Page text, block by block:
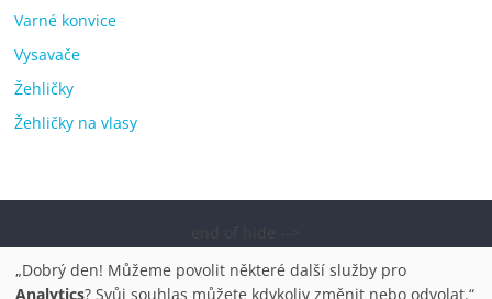
Varné konvice
Vysavače
Žehličky
Žehličky na vlasy
pračky, televize, notebooky, mobilní telefony, kávovary,
„Dobrý den! Můžeme povolit některé další služby pro
Analytics? Svůj souhlas můžete kdykoliv změnit nebo odvolat.“